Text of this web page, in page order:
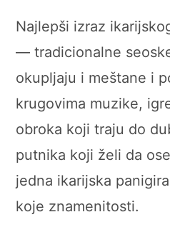
Najlepši izraz
— tradicionalne
okupljaju i meštane i
krugovima muzike,
obroka koji traju do
putnika koji želi da
jedna ikarijska
koje znamenitosti.